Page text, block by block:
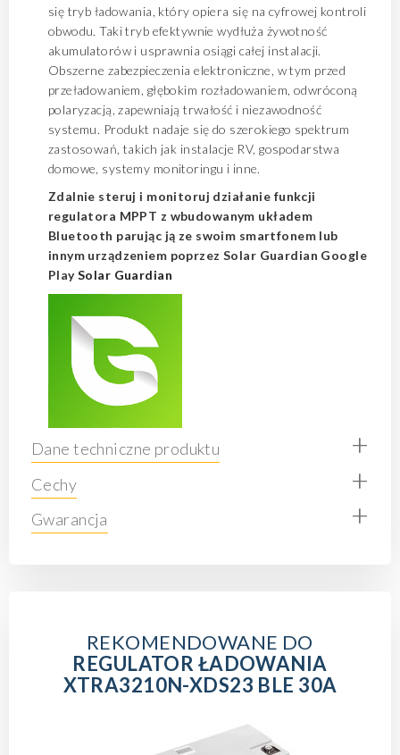
się tryb ładowania, który opiera się na cyfrowej kontroli
obwodu. Taki tryb efektywnie wydłuża żywotność
akumulatorów i usprawnia osiągi całej instalacji.
Obszerne zabezpieczenia elektroniczne, w tym przed
przeładowaniem, głębokim rozładowaniem, odwróconą
polaryzacją, zapewniają trwałość i niezawodność
systemu. Produkt nadaje się do szerokiego spektrum
zastosowań, takich jak instalacje RV, gospodarstwa
domowe, systemy monitoringu i inne.
Zdalnie steruj i monitoruj działanie funkcji
regulatora MPPT z wbudowanym układem
Bluetooth parując ją ze swoim smartfonem lub
innym urządzeniem poprzez Solar Guardian Google
PlaySolar Guardian
Dane techniczne produktu +
Cechy +
Gwarancja +
REKOMENDOWANE DO
REGULATOR ŁADOWANIA
XTRA3210N-XDS23 BLE 30A